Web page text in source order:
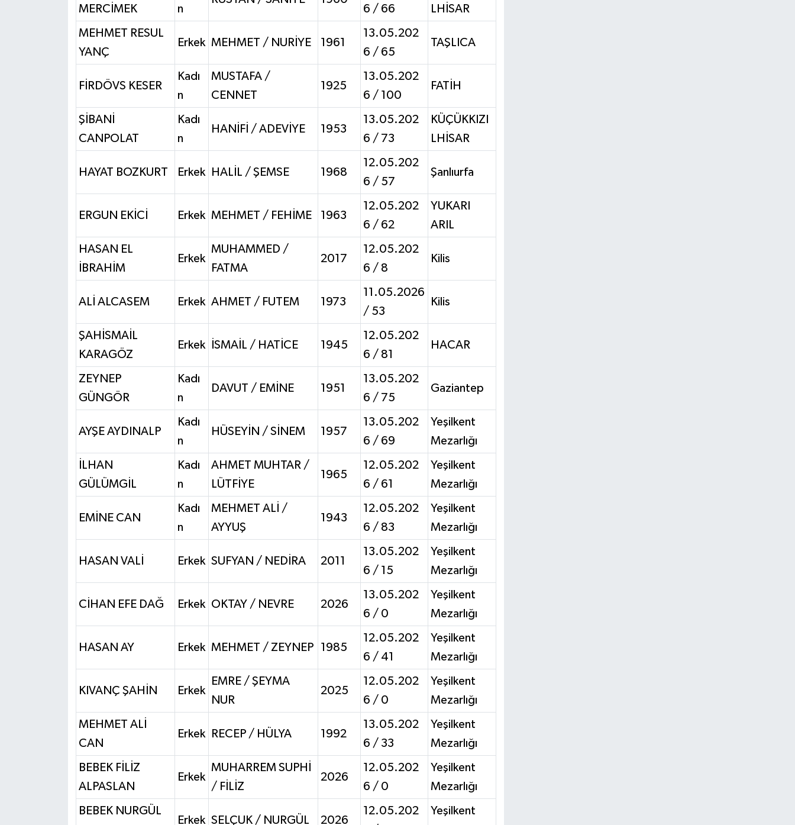
MERCİMEK
n
6 / 66
LHİSAR
MEHMET RESUL
YANÇ
Erkek MEHMET / NURİYE 1961
13.05.202
6 / 65
TAŞLICA
FİRDÖVS KESER
Kadı
n
MUSTAFA /
CENNET
1925
13.05.202
6 / 100
FATİH
ŞİBANİ
CANPOLAT
Kadı
n
HANİFİ / ADEVİYE 1953
13.05.202
6 / 73
KÜÇÜKKIZI
LHİSAR
HAYAT BOZKURT Erkek HALİL / ŞEMSE 1968
12.05.202
6 / 57
Şanlıurfa
ERGUN EKİCİ Erkek MEHMET / FEHİME 1963
12.05.202
6 / 62
YUKARI
ARIL
HASAN EL
İBRAHİM
Erkek
MUHAMMED /
FATMA
2017
12.05.202
6 / 8
Kilis
ALİ ALCASEM Erkek AHMET / FUTEM 1973
11.05.2026
/ 53
Kilis
ŞAHİSMAİL
KARAGÖZ
Erkek İSMAİL / HATİCE 1945
12.05.202
6 / 81
HACAR
ZEYNEP
GÜNGÖR
Kadı
n
DAVUT / EMİNE 1951
13.05.202
6 / 75
Gaziantep
AYŞE AYDINALP
Kadı
n
HÜSEYİN / SİNEM 1957
13.05.202
6 / 69
Yeşilkent
Mezarlığı
İLHAN
GÜLÜMGİL
Kadı
n
AHMET MUHTAR /
LÜTFİYE
1965
12.05.202
6 / 61
Yeşilkent
Mezarlığı
EMİNE CAN
Kadı
n
MEHMET ALİ /
AYYUŞ
1943
12.05.202
6 / 83
Yeşilkent
Mezarlığı
HASAN VALİ Erkek SUFYAN / NEDİRA 2011
13.05.202
6 / 15
Yeşilkent
Mezarlığı
CİHAN EFE DAĞ Erkek OKTAY / NEVRE 2026
13.05.202
6 / 0
Yeşilkent
Mezarlığı
HASAN AY Erkek MEHMET / ZEYNEP 1985
12.05.202
6 / 41
Yeşilkent
Mezarlığı
KIVANÇ ŞAHİN Erkek
EMRE / ŞEYMA
NUR
2025
12.05.202
6 / 0
Yeşilkent
Mezarlığı
MEHMET ALİ
CAN
Erkek RECEP / HÜLYA 1992
13.05.202
6 / 33
Yeşilkent
Mezarlığı
BEBEK FİLİZ
ALPASLAN
Erkek
MUHARREM SUPHİ
/ FİLİZ
2026
12.05.202
6 / 0
Yeşilkent
Mezarlığı
BEBEK NURGÜL
Erkek SELÇUK / NURGÜL 2026
12.05.202
Yeşilkent